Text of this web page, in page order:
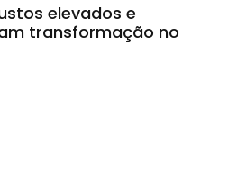
elevados e
transformação no